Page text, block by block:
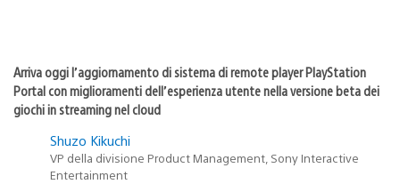
Arriva oggi l’aggiornamento di sistema di remote player PlayStation
Portal con miglioramenti dell’esperienza utente nella versione beta dei
giochi in streaming nel cloud
Shuzo Kikuchi
VP della divisione Product Management, Sony Interactive
Entertainment